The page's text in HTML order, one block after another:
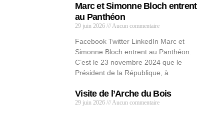
Marc et Simonne Bloch entrent
au Panthéon
29 juin 2026 Aucun commentaire
Facebook Twitter LinkedIn Marc et
Simonne Bloch entrent au Panthéon.
C’est le 23 novembre 2024 que le
Président de la République, à
Visite de l’Arche du Bois
29 juin 2026 Aucun commentaire